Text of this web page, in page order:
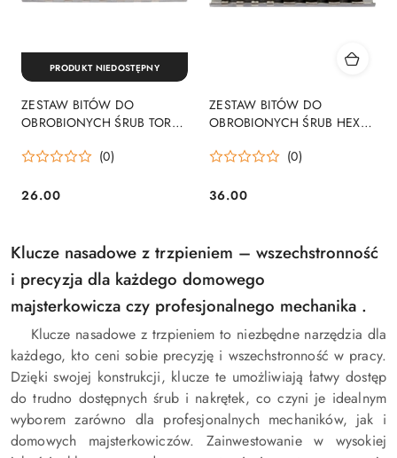
ZESTAW BITÓW DO
OBROBIONYCH ŚRUB TORX,
(0)
Cena:
26.00
PRODUKT NIEDOSTĘPNY
ZESTAW BITÓW DO
OBROBIONYCH ŚRUB HEX,
(0)
Cena:
36.00
Klucze nasadowe z trzpieniem – wszechstronność
i precyzja dla każdego domowego
majsterkowicza czy profesjonalnego mechanika .
Klucze nasadowe z trzpieniem to niezbędne narzędzia dla
każdego, kto ceni sobie precyzję i wszechstronność w pracy.
Dzięki swojej konstrukcji, klucze te umożliwiają łatwy dostęp
do trudno dostępnych śrub i nakrętek, co czyni je idealnym
wyborem zarówno dla profesjonalnych mechaników, jak i
domowych majsterkowiczów. Zainwestowanie w wysokiej